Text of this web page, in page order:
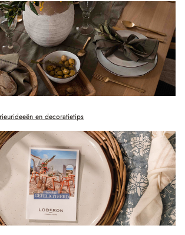
en decoratietips